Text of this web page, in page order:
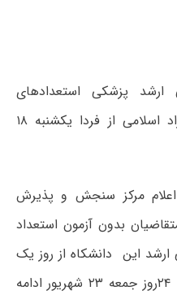
ارشد پزشکی استعدادهای
درخشان سال ۱۳۹۷ دانشگاه آزاد اسلامی از فردا یکشنبه ۱۸
مرکز سنجش و پذیرش
بدون آزمون استعداد
این دانشکاه از روز یک
شنبه ۱۸ شهریور آغاز و تا ساعت ۲۴روز جمعه ۲۳ شهریور ادامه